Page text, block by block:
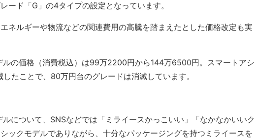
ード「G」の4タイプの設定となっています。
ネルギーや物流などの関連費用の高騰を踏まえたとした価格改定も実
の価格（消費税込）は99万2200円から144万6500円。スマートアシ
たことで、80万円台のグレードは消滅しています。
について、SNSなどでは「ミライースかっこいい」「なかなかいいク
ックモデルでありながら、十分なパッケージングを持つミライースを